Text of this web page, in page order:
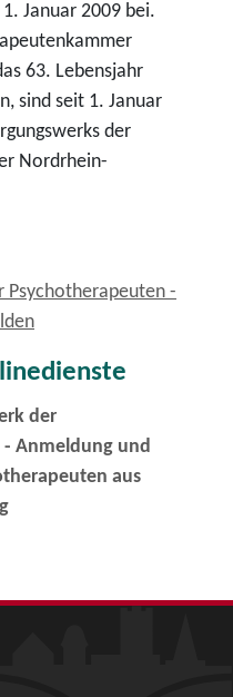
Januar 2009 bei.
63. Lebensjahr
sind seit 1. Januar
der
Nordrhein-
Psychotherapeuten -
der
Anmeldung und
aus